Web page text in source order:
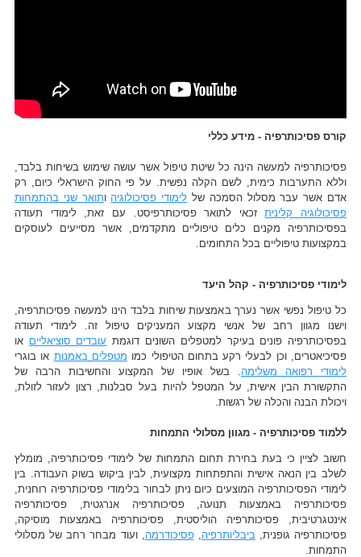
קורס פסיכותרפיה - מידע כללי
פסיכותרפיה למעשה הינה כל שיטת טיפול אשר עושה שימוש בשיחות בלבד,
וללא התערבות כימית, לשם הקלה נפשית. על פי החוק הישראלי כיום, רק
אדם אשר עבר מסלול הסמכה של לימודי פסיכולוגיה ותואר שני בהתמחות
פסיכולוגיה קליניתזכאי לתואר פסיכותרפיסט. עם זאת, לימודי תעודה
בפסיכותרפיה מקנים כלים טיפוליים מתקדמים, אשר מסייעים לעוסקים
במקצועות טיפוליים בכל התחומים.
לימודי פסיכותרפיה - קהל היעד
כל טיפול נפשי אשר נערך באמצעות שיחות בלבד הינו למעשה פסיכותרפיה,
וישנו מגוון רחב של אנשי מקצוע המעניקים טיפול זה. לימודי תעודה
בפסיכותרפיה פונים בעיקר למטפלים השונים דוגמת עובדים סוציאליים או
פסיכיאטרים, וכן לבעלי רקע בתחום הטיפולי כמו מטפלים באמנות או בוגרי
לימודי רפואה משלימה . בשל אופיו של המקצוע והחשיבות הרבה של
התקשורת הבין אישית, על המטפל להיות בעל סבלנות, רצון לעזור לזולת,
ויכולת הבנה והכלה של רגשות.
ללמוד פסיכותרפיה - מגוון מסלולי התמחות
חשוב לציין כי בעת בחירת תחום התמחות של לימודי פסיכותרפיה, מומלץ
לשלב בין הנאה אישית והתפתחות מקצועית, לבין ביקוש בשוק העבודה. בין
לימודי הפסיכותרפיה המוצעים כיום ניתן לבחור בלימודי פסיכותרפיה רוחנית,
פסיכותרפיה באמצעות תנועה, פסיכותרפיה אנרגטית, פסיכותרפיה
אינטגרטיבית, פסיכותרפיה הוליסטית, פסיכותרפיה באמצעות מוסיקה,
פסיכותרפיה גופנית, ביבליותרפיה ,פסיכודרמה , ועוד מבחר רחב של מסלולי
התמחות.